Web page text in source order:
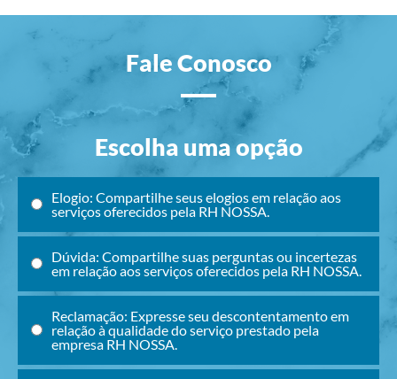
Fale Conosco
Escolha uma opção
Elogio: Compartilhe seus elogios em relação aos
serviços oferecidos pela RH NOSSA.
Dúvida: Compartilhe suas perguntas ou incertezas
em relação aos serviços oferecidos pela RH NOSSA.
Reclamação: Expresse seu descontentamento em
relação à qualidade do serviço prestado pela
empresa RH NOSSA.